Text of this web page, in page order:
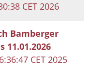
CET 2026
Bamberger
11.01.2026
CET 2025